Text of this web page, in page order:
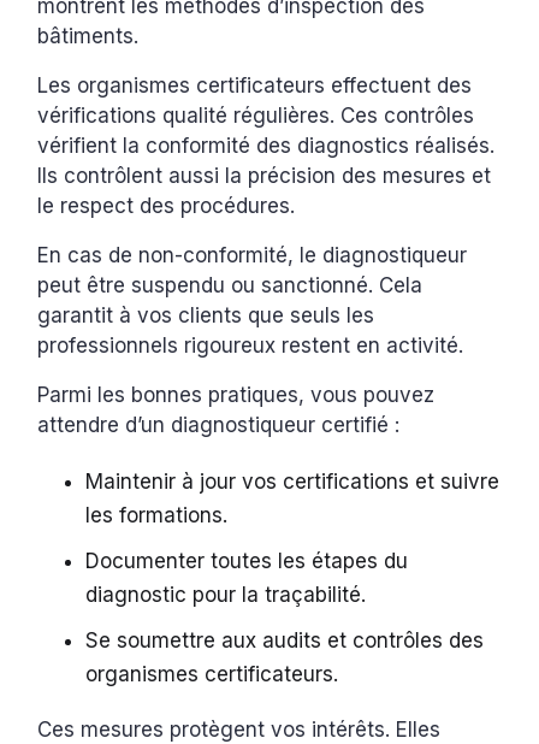
montrent les méthodes d’inspection des
bâtiments.
Les organismes certificateurs effectuent des
vérifications qualité régulières. Ces contrôles
vérifient la conformité des diagnostics réalisés.
Ils contrôlent aussi la précision des mesures et
le respect des procédures.
En cas de non-conformité, le diagnostiqueur
peut être suspendu ou sanctionné. Cela
garantit à vos clients que seuls les
professionnels rigoureux restent en activité.
Parmi les bonnes pratiques, vous pouvez
attendre d’un diagnostiqueur certifié :
Maintenir à jour vos certifications et suivre
les formations.
Documenter toutes les étapes du
diagnostic pour la traçabilité.
Se soumettre aux audits et contrôles des
organismes certificateurs.
Ces mesures protègent vos intérêts. Elles